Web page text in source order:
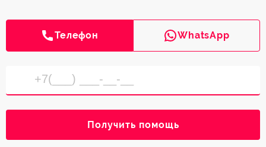
Телефон WhatsApp
Получить помощь